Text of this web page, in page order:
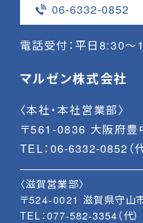
06-6332-0852
電話受付：平日8:30〜
マルゼン株式会社
〈本社・本社営業部〉
〒561-0836 大阪府
TEL： 06-6332-0852 （
〈滋賀営業部〉
〒524-0021 滋賀県守山
TEL：077-582-3354（代）